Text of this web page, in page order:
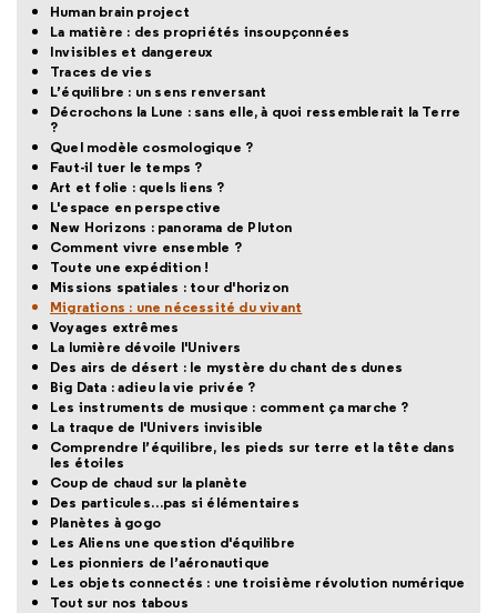
Human brain project
La matière : des propriétés insoupçonnées
Invisibles et dangereux
Traces de vies
L’équilibre : un sens renversant
Décrochons la Lune : sans elle, à quoi ressemblerait la Terre
?
Quel modèle cosmologique ?
Faut-il tuer le temps ?
Art et folie : quels liens ?
L'espace en perspective
New Horizons : panorama de Pluton
Comment vivre ensemble ?
Toute une expédition !
Missions spatiales : tour d'horizon
Migrations : une nécessité du vivant
Voyages extrêmes
La lumière dévoile l'Univers
Des airs de désert : le mystère du chant des dunes
Big Data : adieu la vie privée ?
Les instruments de musique : comment ça marche ?
La traque de l'Univers invisible
Comprendre l’équilibre, les pieds sur terre et la tête dans
les étoiles
Coup de chaud sur la planète
Des particules…pas si élémentaires
Planètes à gogo
Les Aliens une question d'équilibre
Les pionniers de l’aéronautique
Les objets connectés : une troisième révolution numérique
Tout sur nos tabous